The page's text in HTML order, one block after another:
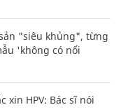
"siêu khủng", từng
'không có nổi
xin HPV: Bác sĩ nói